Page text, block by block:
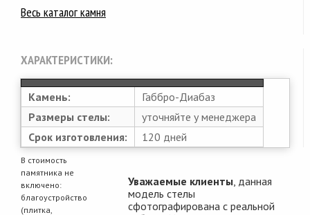
Весь каталог камня
ХАРАКТЕРИСТИКИ:
Камень:
Габбро-Диабаз
Размеры стелы:
уточняйте у менеджера
Срок изготовления:
120 дней
В стоимость
памятника не
включено:
благоустройство
(плитка,
Уважаемые клиенты , данная
модель стелы
сфотографирована с реальной